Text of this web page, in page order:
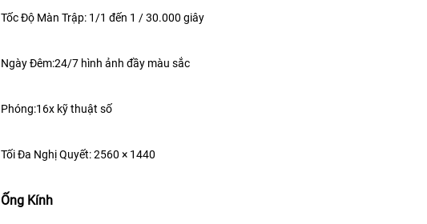
Tốc Độ Màn Trập: 1/1 đến 1 / 30.000 giây
Ngày Đêm:24/7 hình ảnh đầy màu sắc
Phóng:16x kỹ thuật số
Tối Đa Nghị Quyết:2560 × 1440
Ống Kính